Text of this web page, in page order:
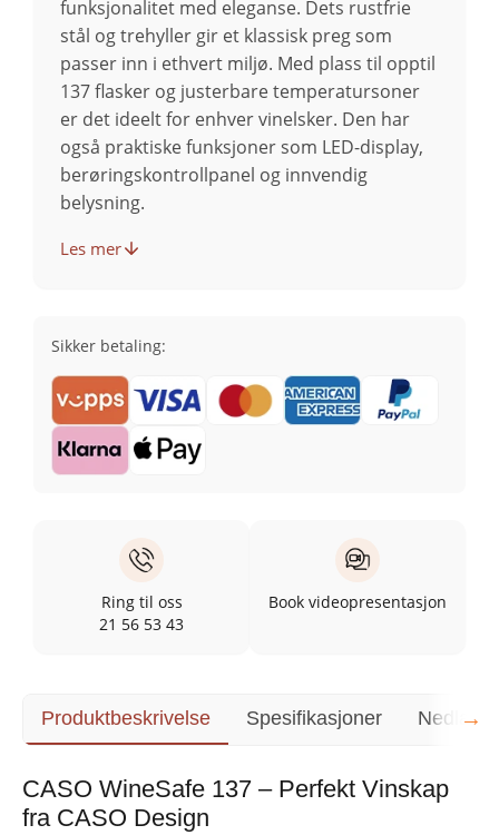
funksjonalitet med eleganse. Dets rustfrie
stål og trehyller gir et klassisk preg som
passer inn i ethvert miljø. Med plass til opptil
137 flasker og justerbare temperatursoner
er det ideelt for enhver vinelsker. Den har
også praktiske funksjoner som LED-display,
berøringskontrollpanel og innvendig
belysning.
Les mer
Sikker betaling:
Ring til oss
21 56 53 43
Book videopresentasjon
Produktbeskrivelse Spesifikasjoner
CASO WineSafe 137 – Perfekt Vinskap
fra CASO Design
→